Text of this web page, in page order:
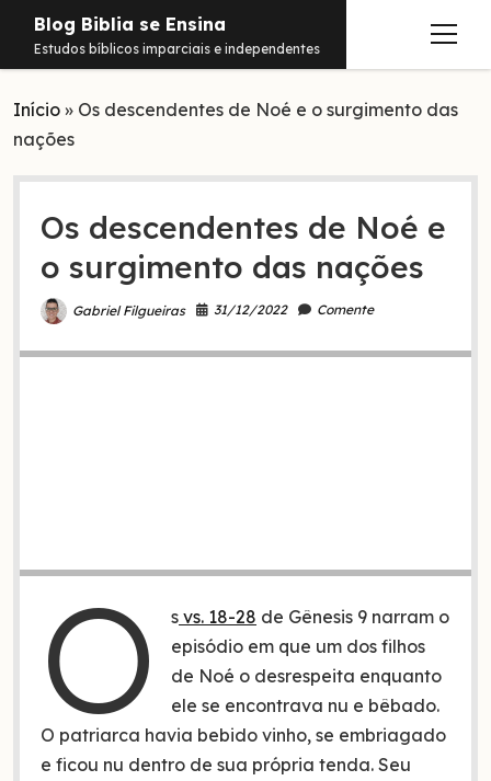
Blog Biblia se Ensina
Estudos bíblicos imparciais e independentes
abrir
Estudos
Notificações
Livros
PDFs
Hebraico
Contato
Sobre
Início » Os descendentes de Noé e o surgimento das
nações
Os descendentes de Noé e
o surgimento das nações
Gabriel Filgueiras 31/12/2022 Comente
O s vs. 18-28 de Gênesis 9 narram o
episódio em que um dos filhos
de Noé o desrespeita enquanto
ele se encontrava nu e bêbado.
O patriarca havia bebido vinho, se embriagado
e ficou nu dentro de sua própria tenda. Seu